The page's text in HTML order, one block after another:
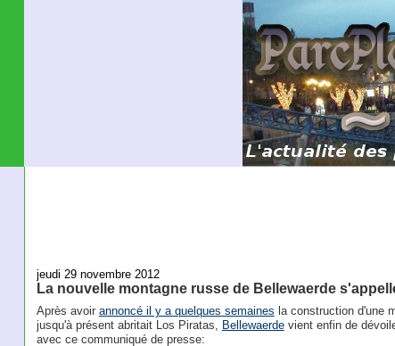
jeudi 29 novembre 2012
La nouvelle montagne russe de Bellewaerde
Après avoir annoncé il y a quelques semaines la construction d'une
jusqu'à présent abritait Los Piratas, Bellewaerdevient enfin de
avec ce communiqué de presse: